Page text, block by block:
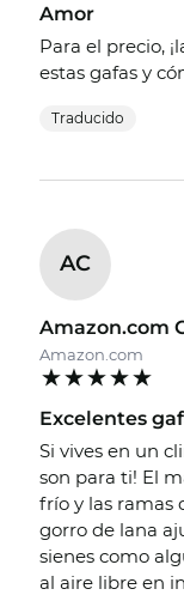
Amor
Para el precio,
estas gafas y
Traducido
AC
Amazon.com
Amazon.com
Excelentes
Si vives en un
son para ti! El
frío y las ramas
gorro de lana
sienes como
al aire libre en